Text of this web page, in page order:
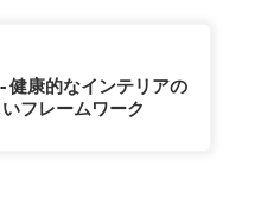
健康的なインテリアの
フレームワーク